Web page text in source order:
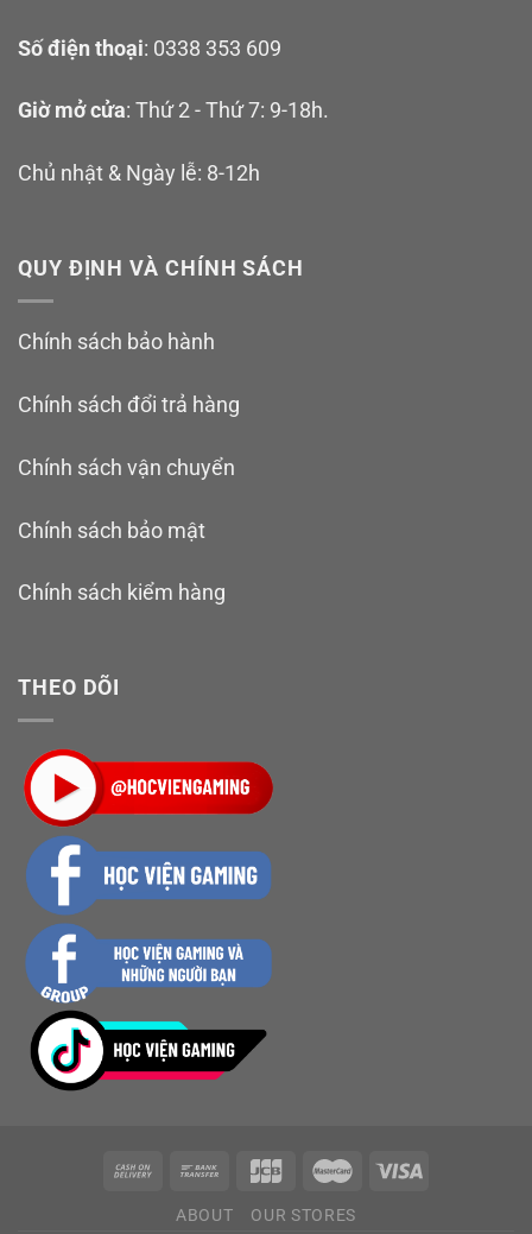
Số điện thoại: 0338 353 609
Giờ mở cửa: Thứ 2 - Thứ 7: 9-18h.
Chủ nhật & Ngày lễ: 8-12h
QUY ĐỊNH VÀ CHÍNH SÁCH
Chính sách bảo hành
Chính sách đổi trả hàng
Chính sách vận chuyển
Chính sách bảo mật
Chính sách kiểm hàng
THEO DÕI
ABOUT OUR STORES